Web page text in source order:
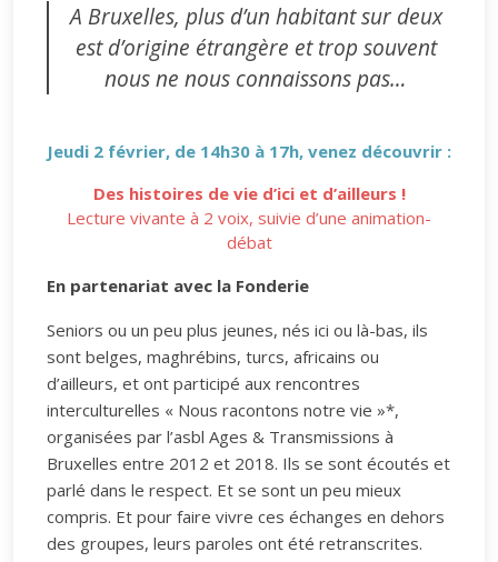
A Bruxelles, plus d’un habitant sur deux
est d’origine étrangère et trop souvent
nous ne nous connaissons pas…
Jeudi 2 février, de 14h30 à 17h, venez découvrir :
Des histoires de vie d’ici et d’ailleurs !
Lecture vivante à 2 voix, suivie d’une animation-
débat
En partenariat avec la Fonderie
Seniors ou un peu plus jeunes, nés ici ou là-bas, ils
sont belges, maghrébins, turcs, africains ou
d’ailleurs, et ont participé aux rencontres
interculturelles « Nous racontons notre vie »*,
organisées par l’asbl Ages & Transmissions à
Bruxelles entre 2012 et 2018. Ils se sont écoutés et
parlé dans le respect. Et se sont un peu mieux
compris. Et pour faire vivre ces échanges en dehors
des groupes, leurs paroles ont été retranscrites.